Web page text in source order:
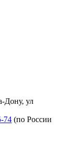
Дону, ул
74 (по России